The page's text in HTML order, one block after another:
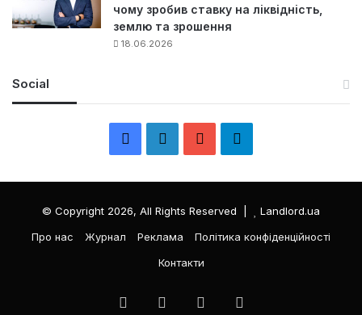
чому зробив ставку на ліквідність,
землю та зрошення
18.06.2026
Social
e
k
e
T
л
е
р
© Copyright 2026, All Rights Reserved |
Landlord.ua
Про нас
Журнал Реклама
Політика конфіденційності
Контакти
FacebookLinkedInYouTube